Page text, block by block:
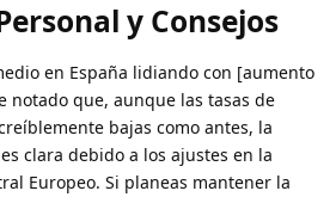
y Consejos
en España lidiando con [aumento
notado que, aunque las tasas de
bajas como antes, la
clara debido a los ajustes en la
Europeo. Si planeas mantener la